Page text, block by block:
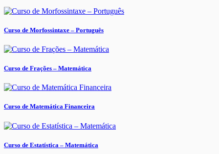
Curso de Morfossintaxe – Português
Curso de Frações – Matemática
Curso de Matemática Financeira
Curso de Estatística – Matemática